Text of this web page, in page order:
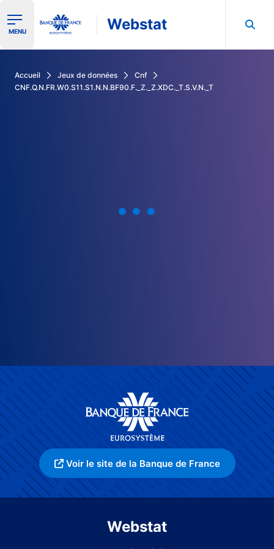
Ouvrir le menu de navigation
MENU Webstat
Accueil Jeux de données
Cnf
CNF.Q.N.FR.W0.S11.S1.N.N.BF90.F._Z._Z.XDC._T.S.V.N._T
Voir le site de la Banque de France
Webstat